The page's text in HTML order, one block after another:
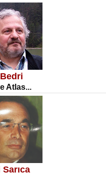
ÜMİT ÇETİNKAYA
DİLEK ARSLAN
Günü Mahkemesi...
Atlas...